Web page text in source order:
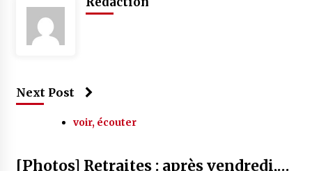
Next Post
voir, écouter
[Photos] Retraites : après vendredi,…